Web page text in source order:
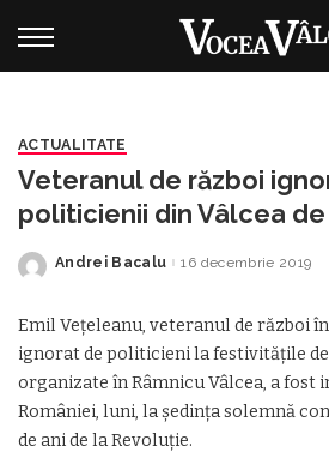
ACTUALITATE
Veteranul de război
politicienii din Vâlcea
a fost invitat la ședința
Parlamentului
Posted
Andrei Bacalu 16 decembrie 2019
Emil Vețeleanu, veteranul de război în
ignorat de politicieni la festivitățile
organizate în Râmnicu Vâlcea, a
României, luni, la ședința solemnă
de ani de la Revoluţie.